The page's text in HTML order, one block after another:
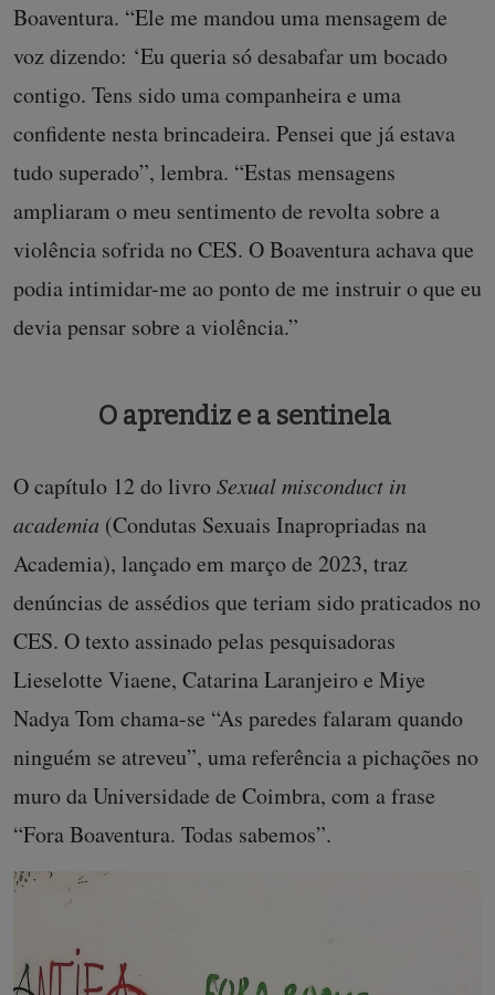
Boaventura. “Ele me mandou uma mensagem de
voz dizendo: ‘Eu queria só desabafar um bocado
contigo. Tens sido uma companheira e uma
confidente nesta brincadeira. Pensei que já estava
tudo superado”, lembra. “Estas mensagens
ampliaram o meu sentimento de revolta sobre a
violência sofrida no CES. O Boaventura achava que
podia intimidar-me ao ponto de me instruir o que eu
devia pensar sobre a violência.”
O aprendiz e a sentinela
O capítulo 12 do livroSexual misconduct in
academia (Condutas Sexuais Inapropriadas na
Academia), lançado em março de 2023, traz
denúncias de assédios que teriam sido praticados no
CES. O texto assinado pelas pesquisadoras
Lieselotte Viaene, Catarina Laranjeiro e Miye
Nadya Tom chama-se “As paredes falaram quando
ninguém se atreveu”, uma referência a pichações no
muro da Universidade de Coimbra, com a frase
“Fora Boaventura. Todas sabemos”.